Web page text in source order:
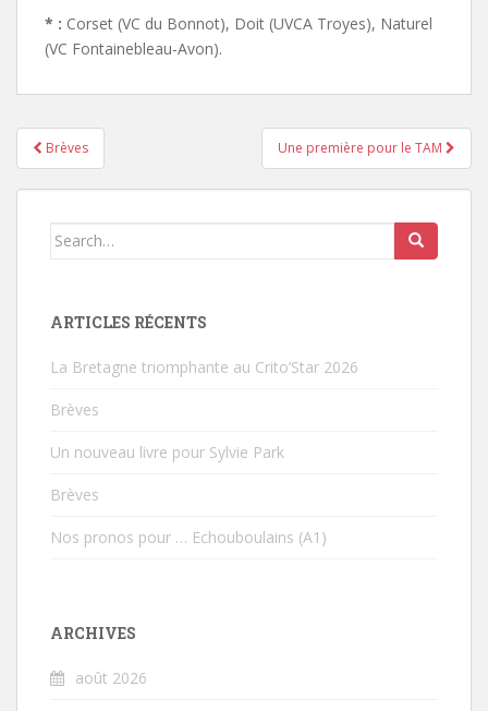
* : Corset (VC du Bonnot), Doit (UVCA Troyes), Naturel
(VC Fontainebleau-Avon).
Pagination d'article
Brèves Une première pour le TAM
Search for:
ARTICLES RÉCENTS
La Bretagne triomphante au Crito’Star 2026
Brèves
Un nouveau livre pour Sylvie Park
Brèves
Nos pronos pour … Echouboulains (A1)
ARCHIVES
août 2026